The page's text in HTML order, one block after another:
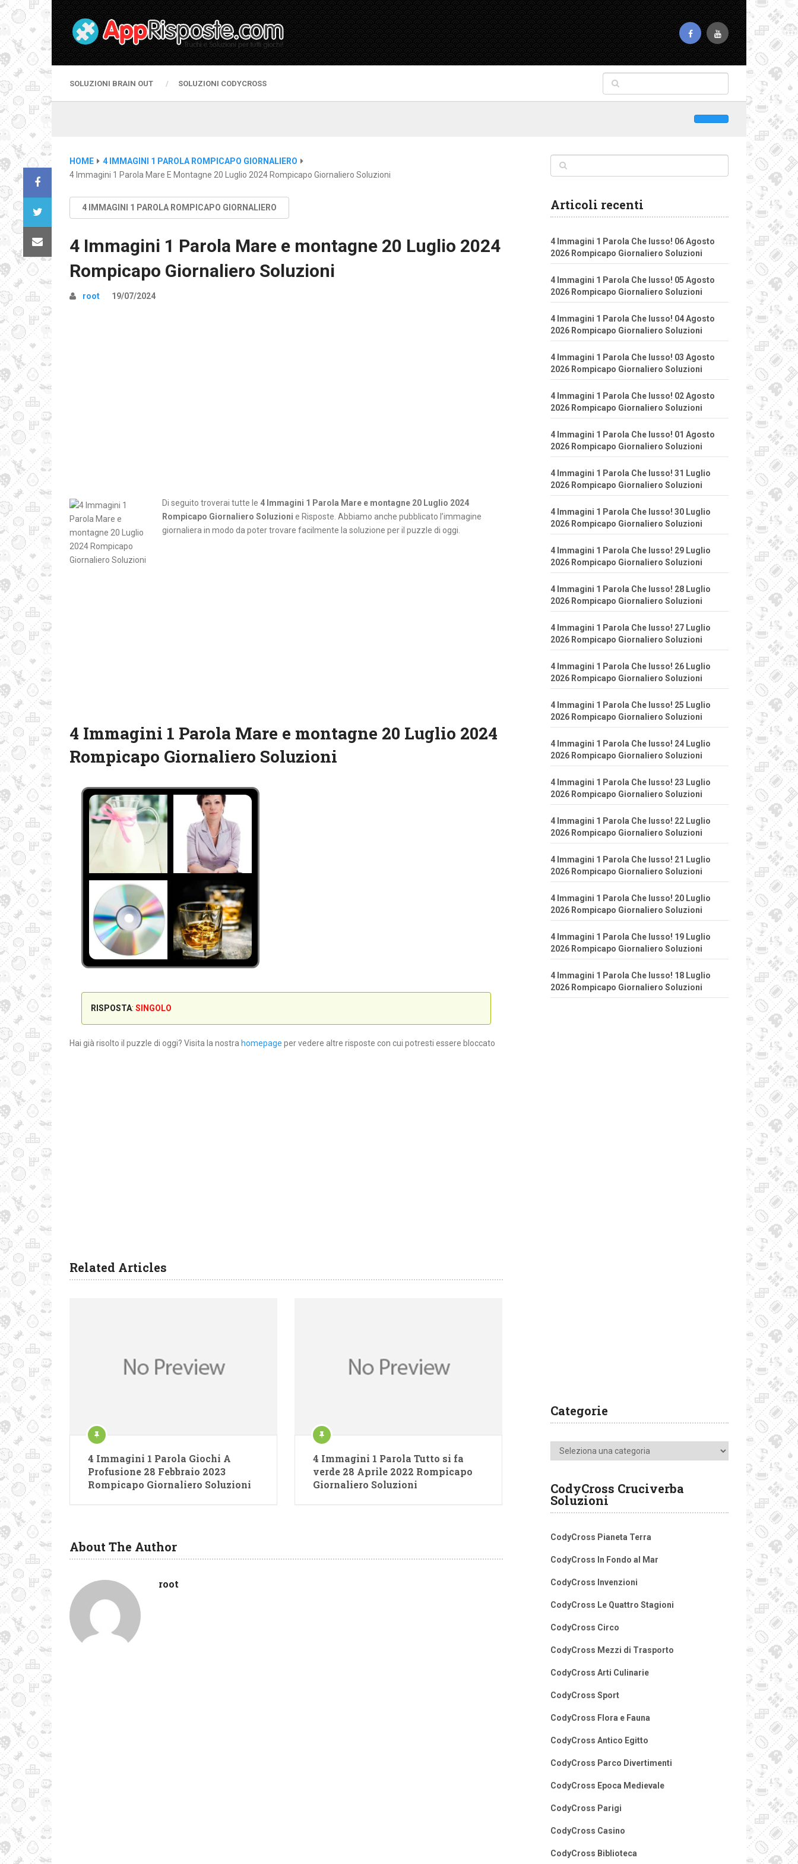
SOLUZIONI BRAIN OUT SOLUZIONI CODYCROSS
HOME
4 IMMAGINI 1 PAROLA ROMPICAPO GIORNALIERO
4 Immagini 1 Parola Mare E Montagne 20 Luglio 2024 Rompicapo Giornaliero Soluzioni
4 IMMAGINI 1 PAROLA ROMPICAPO GIORNALIERO
4 Immagini 1 Parola Mare e montagne 20 Luglio 2024
Rompicapo Giornaliero Soluzioni
root 19/07/2024
Di seguito troverai tutte le 4 Immagini 1 Parola Mare e montagne 20 Luglio 2024
Rompicapo Giornaliero Soluzioni e Risposte. Abbiamo anche pubblicato l’immagine
giornaliera in modo da poter trovare facilmente la soluzione per il puzzle di oggi.
4 Immagini 1 Parola Mare e montagne 20 Luglio 2024
Rompicapo Giornaliero Soluzioni
RISPOSTA: SINGOLO
Hai già risolto il puzzle di oggi? Visita la nostra homepage per vedere altre risposte con cui potresti essere bloccato
Related Articles
4 Immagini 1 Parola Giochi A
Profusione 28 Febbraio 2023
Rompicapo Giornaliero Soluzioni
4 Immagini 1 Parola Tutto si fa
verde 28 Aprile 2022 Rompicapo
Giornaliero Soluzioni
About The Author
root
Articoli recenti
4 Immagini 1 Parola Che lusso! 06 Agosto
2026 Rompicapo Giornaliero Soluzioni
4 Immagini 1 Parola Che lusso! 05 Agosto
2026 Rompicapo Giornaliero Soluzioni
4 Immagini 1 Parola Che lusso! 04 Agosto
2026 Rompicapo Giornaliero Soluzioni
4 Immagini 1 Parola Che lusso! 03 Agosto
2026 Rompicapo Giornaliero Soluzioni
4 Immagini 1 Parola Che lusso! 02 Agosto
2026 Rompicapo Giornaliero Soluzioni
4 Immagini 1 Parola Che lusso! 01 Agosto
2026 Rompicapo Giornaliero Soluzioni
4 Immagini 1 Parola Che lusso! 31 Luglio
2026 Rompicapo Giornaliero Soluzioni
4 Immagini 1 Parola Che lusso! 30 Luglio
2026 Rompicapo Giornaliero Soluzioni
4 Immagini 1 Parola Che lusso! 29 Luglio
2026 Rompicapo Giornaliero Soluzioni
4 Immagini 1 Parola Che lusso! 28 Luglio
2026 Rompicapo Giornaliero Soluzioni
4 Immagini 1 Parola Che lusso! 27 Luglio
2026 Rompicapo Giornaliero Soluzioni
4 Immagini 1 Parola Che lusso! 26 Luglio
2026 Rompicapo Giornaliero Soluzioni
4 Immagini 1 Parola Che lusso! 25 Luglio
2026 Rompicapo Giornaliero Soluzioni
4 Immagini 1 Parola Che lusso! 24 Luglio
2026 Rompicapo Giornaliero Soluzioni
4 Immagini 1 Parola Che lusso! 23 Luglio
2026 Rompicapo Giornaliero Soluzioni
4 Immagini 1 Parola Che lusso! 22 Luglio
2026 Rompicapo Giornaliero Soluzioni
4 Immagini 1 Parola Che lusso! 21 Luglio
2026 Rompicapo Giornaliero Soluzioni
4 Immagini 1 Parola Che lusso! 20 Luglio
2026 Rompicapo Giornaliero Soluzioni
4 Immagini 1 Parola Che lusso! 19 Luglio
2026 Rompicapo Giornaliero Soluzioni
4 Immagini 1 Parola Che lusso! 18 Luglio
2026 Rompicapo Giornaliero Soluzioni
Categorie
Categorie
CodyCross Cruciverba
Soluzioni
CodyCross Pianeta Terra
CodyCross In Fondo al Mar
CodyCross Invenzioni
CodyCross Le Quattro Stagioni
CodyCross Circo
CodyCross Mezzi di Trasporto
CodyCross Arti Culinarie
CodyCross Sport
CodyCross Flora e Fauna
CodyCross Antico Egitto
CodyCross Parco Divertimenti
CodyCross Epoca Medievale
CodyCross Parigi
CodyCross Casino
CodyCross Biblioteca